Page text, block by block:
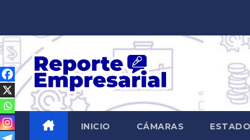
contenido
INICIO CÁMARAS